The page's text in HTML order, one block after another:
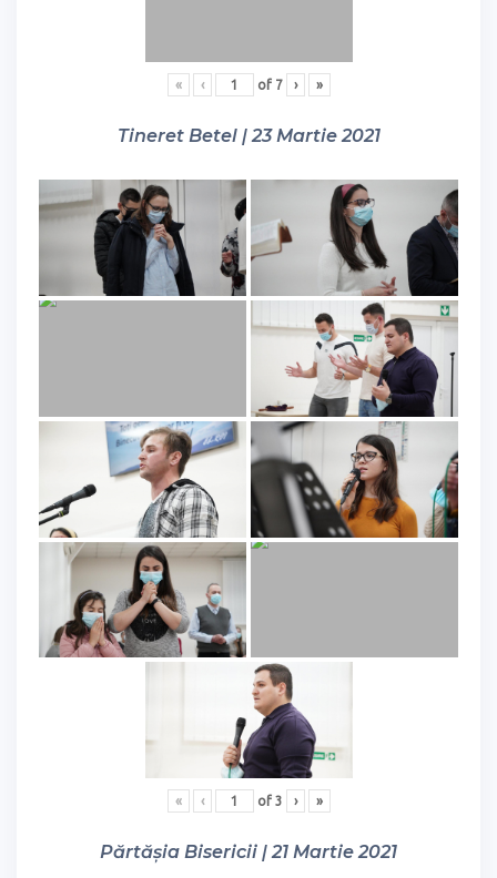
« ‹ of 7 › »
Tineret Betel | 23 Martie 2021
« ‹ of 3 › »
Părtășia Bisericii | 21 Martie 2021